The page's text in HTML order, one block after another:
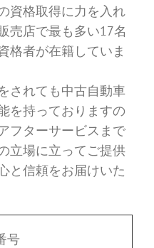
資格取得に力を入れ
売店で最も多い17名
格者が在籍していま
されても中古自動車
を持っておりますの
フターサービスまで
立場に立ってご提供
と信頼をお届けいた
号